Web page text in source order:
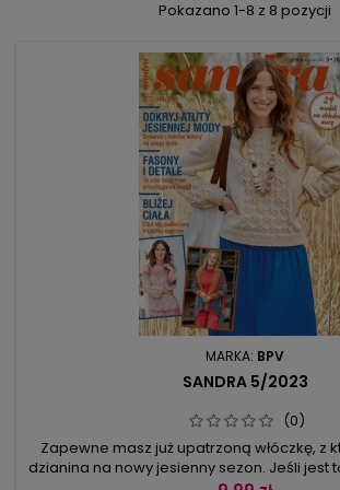
Pokazano 1-8 z 8 pozycji
MARKA: BPV
SANDRA 5/2023
(0)
Zapewne masz już upatrzoną włóczkę, z
dzianina na nowy jesienny sezon. Jeśli jest